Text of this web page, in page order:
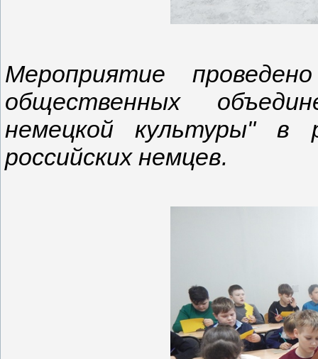
Мероприятие
общественных
немецкой культуры" в
российских немцев.